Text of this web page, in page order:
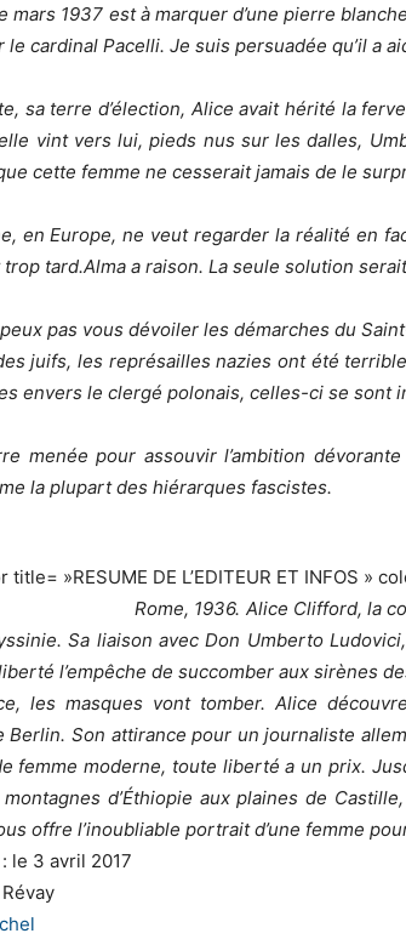
mars 1937 est à marquer d’une pierre
cardinal Pacelli. Je suis persuadée qu’il a
sa terre d’élection, Alice avait hérité la
vint vers lui, pieds nus sur les dalles,
cette femme ne cesserait jamais de le
en Europe, ne veut regarder la réalité en
trop tard.Alma a raison. La seule solution
pas vous dévoiler les démarches du
juifs, les représailles nazies ont été
envers le clergé polonais, celles-ci se sont
menée pour assouvir l’ambition
la plupart des hiérarques fascistes.
title= »RESUME DE L’EDITEUR ET INFOS »
Rome, 1936. Alice Clifford, la
Sa liaison avec Don Umberto
l’empêche de succomber aux sirènes
les masques vont tomber. Alice
Berlin. Son attirance pour un journaliste
femme moderne, toute liberté a un prix.
montagnes d’Éthiopie aux plaines de
offre l’inoubliable portrait d’une femme
: le 3 avril 2017